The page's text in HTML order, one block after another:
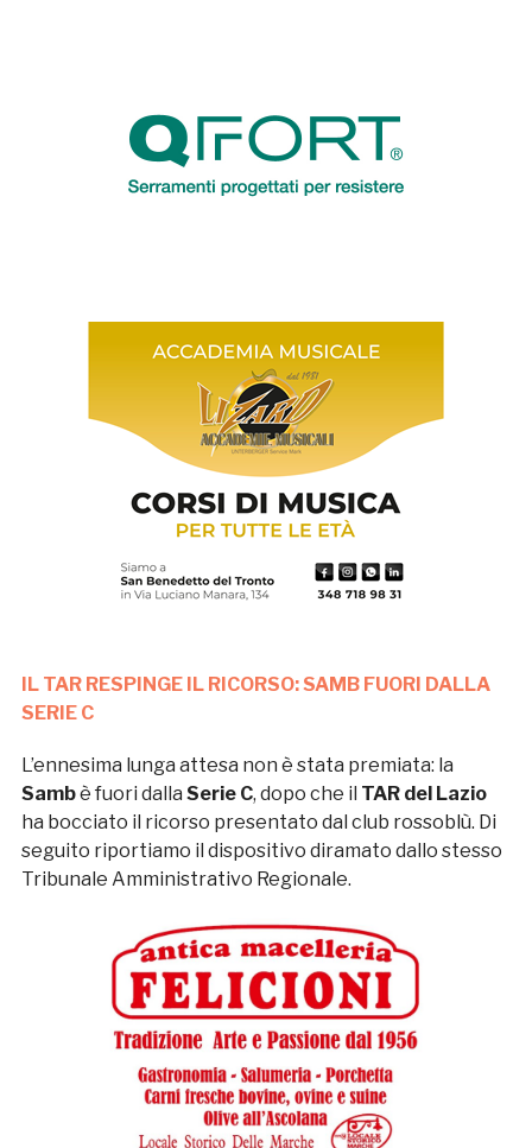
IL TAR RESPINGE IL RICORSO: SAMB FUORI DALLA
SERIE C
L’ennesima lunga attesa non è stata premiata: la
Sambè fuori dalla Serie C, dopo che il TAR del Lazio
ha bocciato il ricorso presentato dal club rossoblù. Di
seguito riportiamo il dispositivo diramato dallo stesso
Tribunale Amministrativo Regionale.